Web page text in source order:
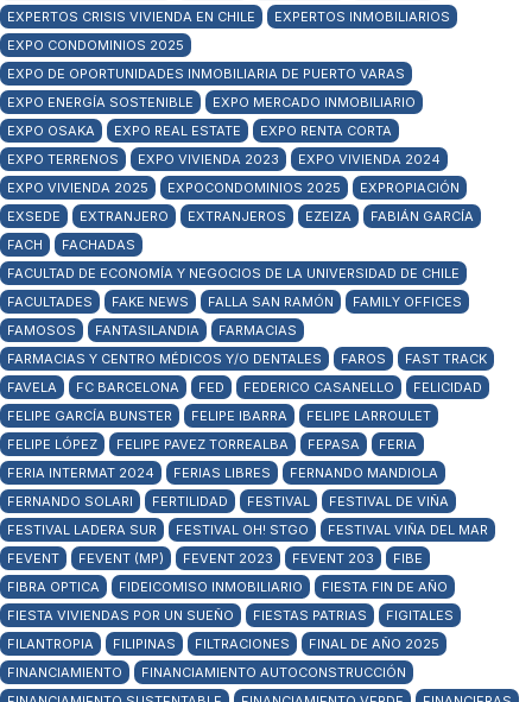
EXPERTOS CRISIS VIVIENDA EN CHILE
EXPERTOS INMOBILIARIOS
EXPO CONDOMINIOS 2025
EXPO DE OPORTUNIDADES INMOBILIARIA DE PUERTO VARAS
EXPO ENERGÍA SOSTENIBLE
EXPO MERCADO INMOBILIARIO
EXPO OSAKA
EXPO REAL ESTATE
EXPO RENTA CORTA
EXPO TERRENOS
EXPO VIVIENDA 2023
EXPO VIVIENDA 2024
EXPO VIVIENDA 2025
EXPOCONDOMINIOS 2025
EXPROPIACIÓN
EXSEDE
EXTRANJERO EXTRANJEROS EZEIZA
FABIÁN GARCÍA
FACH
FACHADAS
FACULTAD DE ECONOMÍA Y NEGOCIOS DE LA UNIVERSIDAD DE CHILE
FACULTADES
FAKE NEWS FALLA SAN RAMÓN
FAMILY OFFICES
FAMOSOS
FANTASILANDIA
FARMACIAS
FARMACIAS Y CENTRO MÉDICOS Y/O DENTALES
FAROS
FAST TRACK
FAVELA
FC BARCELONA FED FEDERICO CASANELLO
FELICIDAD
FELIPE GARCÍA BUNSTER
FELIPE IBARRA
FELIPE LARROULET
FELIPE LÓPEZ
FELIPE PAVEZ TORREALBA FEPASA
FERIA
FERIA INTERMAT 2024
FERIAS LIBRES
FERNANDO MANDIOLA
FERNANDO SOLARI
FERTILIDAD FESTIVAL
FESTIVAL DE VIÑA
FESTIVAL LADERA SUR
FESTIVAL OH! STGO
FESTIVAL VIÑA DEL MAR
FEVENT
FEVENT (MP) FEVENT 2023 FEVENT 203
FIBE
FIBRA OPTICA
FIDEICOMISO INMOBILIARIO
FIESTA FIN DE AÑO
FIESTA VIVIENDAS POR UN SUEÑO
FIESTAS PATRIAS
FIGITALES
FILANTROPIA
FILIPINAS FILTRACIONES
FINAL DE AÑO 2025
FINANCIAMIENTO
FINANCIAMIENTO AUTOCONSTRUCCIÓN